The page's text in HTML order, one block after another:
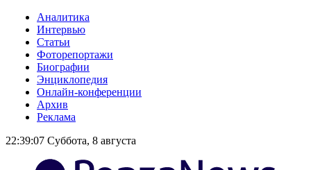
Аналитика
Интервью
Статьи
Фоторепортажи
Биографии
Энциклопедия
Онлайн-конференции
Архив
Реклама
22:39:07 Суббота, 8 августа